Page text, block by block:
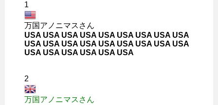
1
万国アノニマスさん
USA USA USA USA USA USA USA USA USA
USA USA USA USA USA USA USA USA USA
USA USA USA USA USA USA
2
万国アノニマスさん